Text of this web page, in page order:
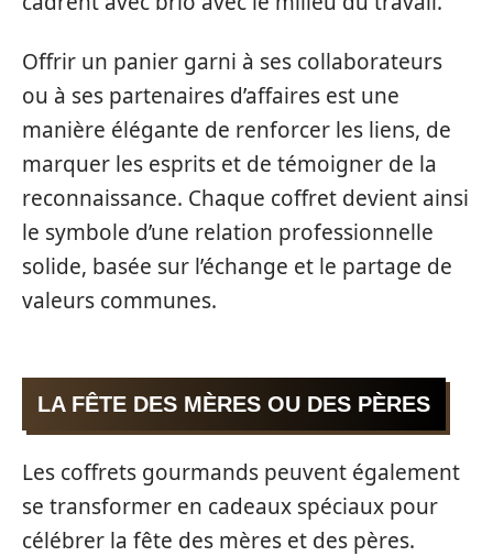
Offrir un panier garni à ses collaborateurs
ou à ses partenaires d’affaires est une
manière élégante de renforcer les liens, de
marquer les esprits et de témoigner de la
reconnaissance. Chaque coffret devient ainsi
le symbole d’une relation professionnelle
solide, basée sur l’échange et le partage de
valeurs communes.
LA FÊTE DES MÈRES OU DES PÈRES
Les coffrets gourmands peuvent également
se transformer en cadeaux spéciaux pour
célébrer la fête des mères et des pères.